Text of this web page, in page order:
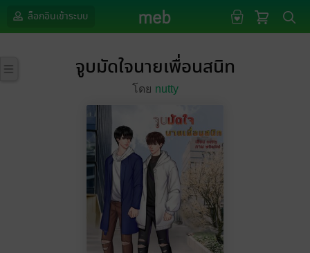
ล็อกอินเข้าระบบ
จูบมัดใจนายเพื่อนสนิท
โดย nutty